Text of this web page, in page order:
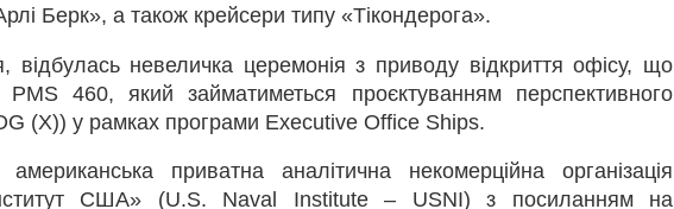
Берк», а також крейсери типу «Тікондерога».
невеличка церемонія з приводу відкриття офісу, що
460, який займатиметься проєктуванням перспективного
(X)) у рамках програми Executive Office Ships.
американська приватна аналітична некомерційна організація
США» (U.S. Naval Institute – USNI) з посиланням на